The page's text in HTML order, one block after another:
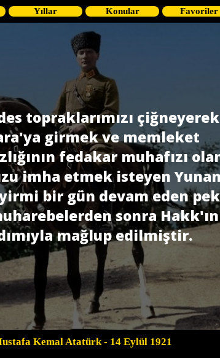
Yıllar Konular Favoriler
topraklarımızı çiğneyerek
girmek ve memleket
fedakar muhafızı
imha etmek isteyen
bir gün devam eden pek
sonra Hakk'ın
mağlup edilmiştir.
Kemal Atatürk- 14 Eylül 1921